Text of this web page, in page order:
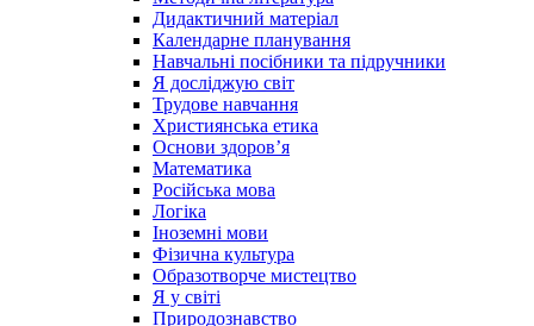
Дидактичний матеріал
Календарне планування
Навчальні посібники та підручники
Я досліджую світ
Трудове навчання
Християнська етика
Основи здоров’я
Математика
Російська мова
Логіка
Іноземні мови
Фізична культура
Образотворче мистецтво
Я у світі
Природознавство